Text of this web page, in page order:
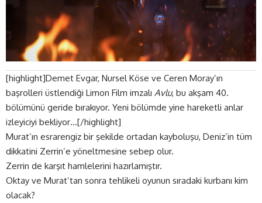
[highlight]Demet Evgar, Nursel Köse ve Ceren Moray’ın
başrolleri üstlendiği Limon Film imzalı Avlu, bu akşam 40.
bölümünü geride bırakıyor. Yeni bölümde yine hareketli anlar
izleyiciyi bekliyor…[/highlight]
Murat’ın esrarengiz bir şekilde ortadan kayboluşu, Deniz’in tüm
dikkatini Zerrin’e yöneltmesine sebep olur.
Zerrin de karşıt hamlelerini hazırlamıştır.
Oktay ve Murat’tan sonra tehlikeli oyunun sıradaki kurbanı kim
olacak?